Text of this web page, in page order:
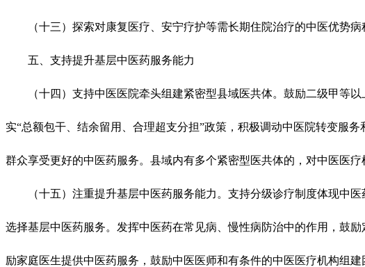
（十三）探索对康复医疗、安宁疗护等需长期住院治疗的中医优势病
五、支持提升基层中医药服务能力
（十四）支持中医医院牵头组建紧密型县域医共体。鼓励二级甲等以
实“总额包干、结余留用、合理超支分担”政策，积极调动中医院转变服
群众享受更好的中医药服务。县域内有多个紧密型医共体的，对中医医
（十五）注重提升基层中医药服务能力。支持分级诊疗制度体现中医
选择基层中医药服务。发挥中医药在常见病、慢性病防治中的作用，鼓
励家庭医生提供中医药服务，鼓励中医医师和有条件的中医医疗机构组建